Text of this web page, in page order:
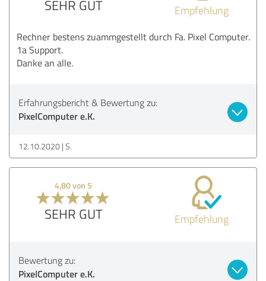
SEHR GUT Empfehlung
Rechner bestens zuammgestellt durch Fa. Pixel Computer.
1a Support.
Danke an alle.
Erfahrungsbericht & Bewertung zu:
PixelComputer e.K.
12.10.2020 S.
4,80 von 5
SEHR GUT Empfehlung
Bewertung zu:
PixelComputer e.K.